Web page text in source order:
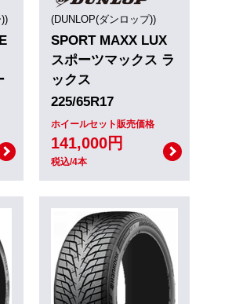
(DUNLOP(ダンロップ))
SPORT MAXX LUX
スポーツマックス ラ
ックス
225/65R17
ホイールセット販売価格
141,000円
税込/4本